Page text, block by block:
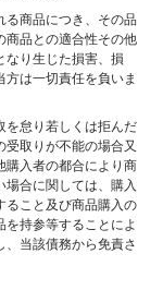
る商品につき、その品
商品との適合性その他
なり生じた損害、損
は一切責任を負いま
を怠り若しくは拒んだ
取りが不能の場合又
購入者の都合により商
合に関しては、購入
ること及び商品購入の
持参等することによ
、当該債務から免責さ